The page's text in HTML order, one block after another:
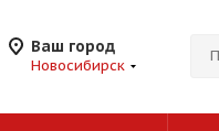
Ваш город
Новосибирск